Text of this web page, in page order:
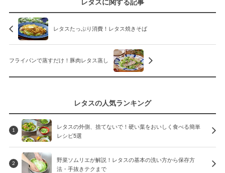
レタスたっぷり消費！レタス焼きそば
フライパンで蒸すだけ！豚肉レタス蒸し
レタスの人気ランキング
1
レタスの外側、捨てないで！硬い葉をおいしく食べる簡単
レシピ5選
2
野菜ソムリエが解説！レタスの基本の洗い方から保存方
法・手抜きテクまで